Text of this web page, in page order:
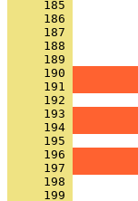
     185
     186
     187
     188
     189
     190
     191
     192
     193
     194
     195
     196
     197
     198
     199